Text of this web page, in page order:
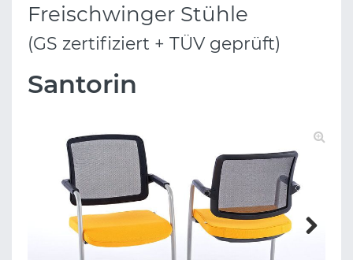
Freischwinger Stühle
(GS zertifiziert + TÜV geprüft)
Santorin